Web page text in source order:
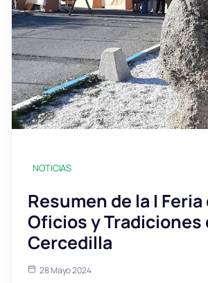
NOTICIAS
Resumen de la I Feria
Oficios y Tradiciones
Cercedilla
28 Mayo 2024